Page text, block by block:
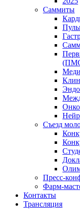
Саммиты
Съезд
Пресс-
Фарм-
Контакты
Трансляция